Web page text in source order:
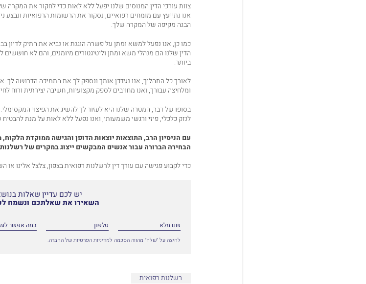
צוות עורכי הדין המנוסים שלנו יפעל ללא לאות כדי לחקור את המקרה
אנו נתייעץ עם מומחים רפואיים, נסקור את הרשומות הרפואיות ונבצע
הבנה מקיפה של המקרה שלך.
כמו כן, אנו נפעל למשא ומתן על פשרה הוגנת או נביא את התיק
הדין שלנו הם מנהלי משא ומתן וליטיגטורים מיומנים, והם לא
ביותר.
לאורך כל התהליך, אנו נעדכן אותך ונספק לך את התמיכה הדרושה לך.
ומלחיצה עבורך, ואנו מחויבים לספק מקצועיות, חשיבה יצירתית ורוח
בסופו של דבר, המטרה שלנו היא לעזור לך להשיג את הפיצוי
לנזק כלכלי, פיזי ורגשי משמעותי, ואנו נפעל ללא לאות על מנת
עם הניסיוןהרב,התוצאותיוצאותהדופןוהגישהממוקדתהלקוח,
הבחירה הברורה עבוראנשים המבקשים ייצוגבמקרים שלרשלנות
כדי לקבוע פגישה עם עורך דין לרשלנות רפואיתבצפון, צלצל אלינו או
יש לכם עדיין שאלות
השאירו את שאלתכם ונשמח
לחיצה על ״שלח״ מהווה הסכמה למדיניות הפרטיות של החברה.
רשלנות רפואית